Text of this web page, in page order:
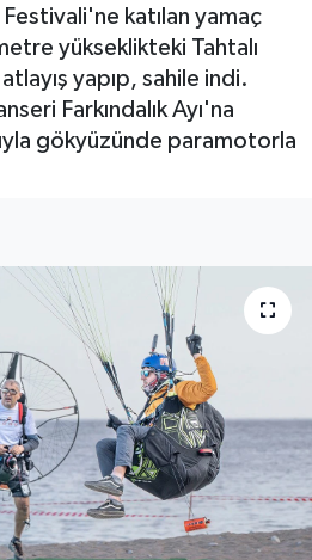
katılan yamaç
yükseklikteki Tahtalı
yapıp, sahile indi.
Farkındalık Ayı'na
gökyüzünde paramotorla